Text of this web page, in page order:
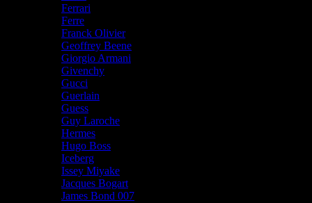
Ferrari
Ferre
Franck Olivier
Geoffrey Beene
Giorgio Armani
Givenchy
Gucci
Guerlain
Guess
Guy Laroche
Hermes
Hugo Boss
Iceberg
Issey Miyake
Jacques Bogart
James Bond 007